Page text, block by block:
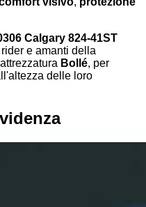
Calgary 824-41ST
e amanti della
Bollé, per
delle loro